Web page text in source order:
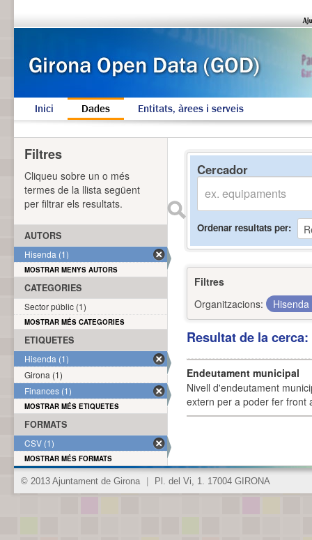
Inici Dades Entitats, àrees i serveis
Cercador
Ordenar resultats per
Filtres
Organitzacions:
Hisenda
Resultat de la
Endeutament municipal
Nivell d'endeutament
extern per a poder fer front
Filtres
Cliqueu sobre un o més
termes de la llista següent
per filtrar els resultats.
AUTORS
Hisenda (1)
MOSTRAR MENYS AUTORS
CATEGORIES
Sector públic (1)
MOSTRAR MÉS CATEGORIES
ETIQUETES
Hisenda (1)
Girona (1)
Finances (1)
MOSTRAR MÉS ETIQUETES
FORMATS
CSV (1)
MOSTRAR MÉS FORMATS
© 2013 Ajuntament de Girona Pl. del Vi, 1. 17004 GIRONA